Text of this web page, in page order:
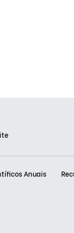
Anuais